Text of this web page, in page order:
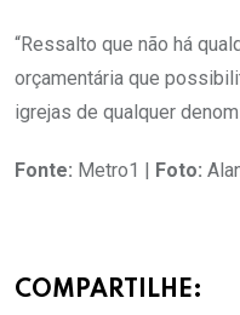
“Ressalto que não há
orçamentária que
igrejas de qualquer
Fonte: Metro1 | Foto:
COMPARTILHE: